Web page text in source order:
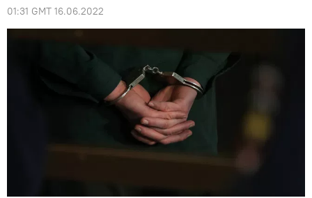
01:31 GMT 16.06.2022